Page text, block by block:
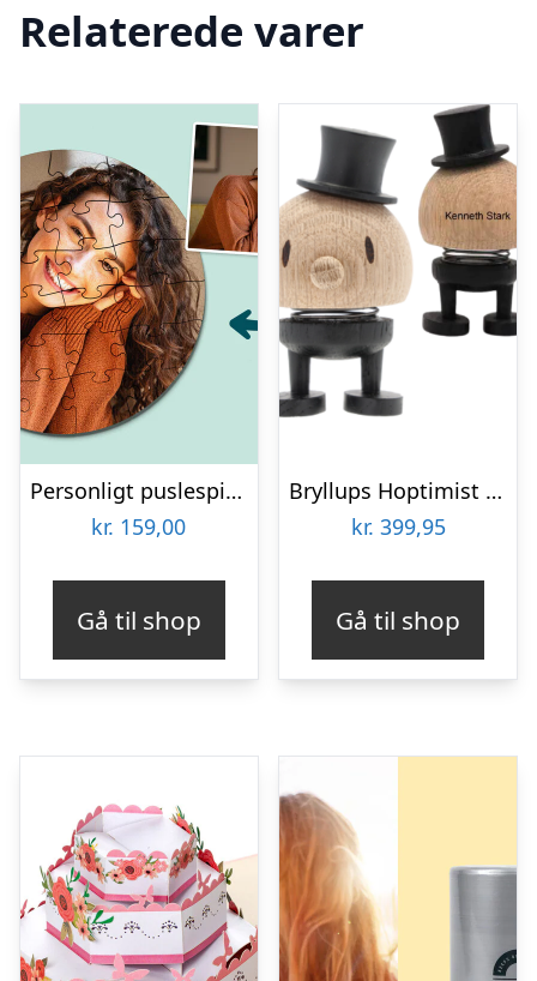
Relaterede varer
Personligt puslespil med Billede – Rundt
kr. 159,00
Gå til shop
Bryllups Hoptimist Gom – small
kr. 399,95
Gå til shop